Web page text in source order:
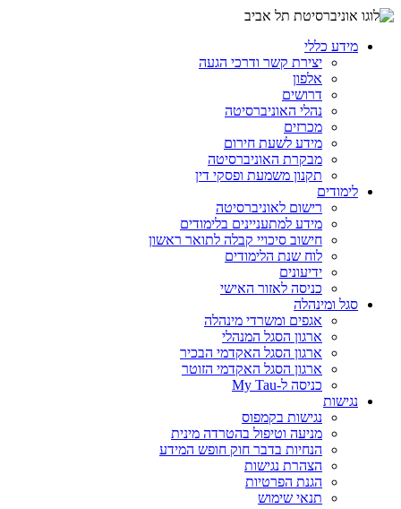
מידע כללי
יצירת קשר ודרכי הגעה
אלפון
דרושים
נהלי האוניברסיטה
מכרזים
מידע לשעת חירום
מבקרת האוניברסיטה
תקנון משמעת ופסקי דין
לימודים
רישום לאוניברסיטה
מידע למתעניינים בלימודים
חישוב סיכויי קבלה לתואר ראשון
לוח שנת הלימודים
ידיעונים
כניסה לאזור האישי
סגל ומינהלה
אגפים ומשרדי מינהלה
ארגון הסגל המנהלי
ארגון הסגל האקדמי הבכיר
ארגון הסגל האקדמי הזוטר
כניסה ל-My Tau
נגישות
נגישות בקמפוס
מניעה וטיפול בהטרדה מינית
הנחיות בדבר חוק חופש המידע
הצהרת נגישות
הגנת הפרטיות
תנאי שימוש